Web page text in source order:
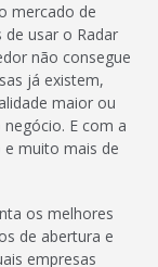
mercado de
usar o Radar
não consegue
já existem,
maior ou
E com a
muito mais de
os melhores
de abertura e
empresas